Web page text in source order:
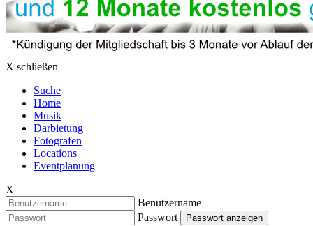
X schließen
Suche
Home
Musik
Darbietung
Fotografen
Locations
Eventplanung
X
Benutzername
Passwort
Passwort anzeigen